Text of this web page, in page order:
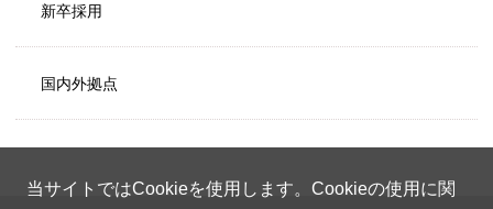
新卒採用
国内外拠点
当サイトではCookieを使用します。Cookieの使用に関